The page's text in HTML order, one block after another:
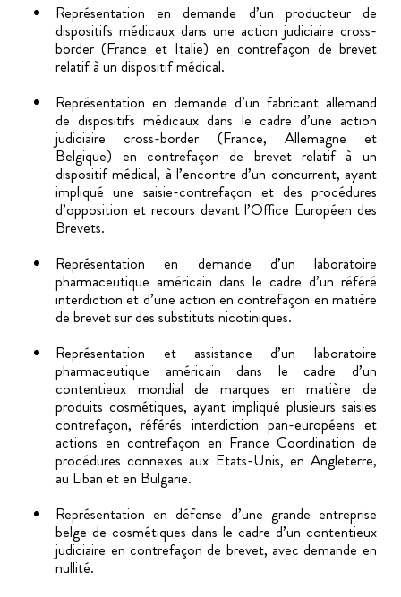
Représentation en demande d’un producteur de
dispositifs médicaux dans une action judiciaire cross-
border (France et Italie) en contrefaçon de brevet
relatif à un dispositif médical.
Représentation en demande d’un fabricant allemand
de dispositifs médicaux dans le cadre d’une action
judiciaire cross-border (France, Allemagne et
Belgique) en contrefaçon de brevet relatif à un
dispositif médical, à l’encontre d’un concurrent, ayant
impliqué une saisie-contrefaçon et des procédures
d’opposition et recours devant l’Office Européen des
Brevets.
Représentation en demande d’un laboratoire
pharmaceutique américain dans le cadre d’un référé
interdiction et d’une action en contrefaçon en matière
de brevet sur des substituts nicotiniques.
Représentation et assistance d’un laboratoire
pharmaceutique américain dans le cadre d’un
contentieux mondial de marques en matière de
produits cosmétiques, ayant impliqué plusieurs saisies
contrefaçon, référés interdiction pan-européens et
actions en contrefaçon en France Coordination de
procédures connexes aux Etats-Unis, en Angleterre,
au Liban et en Bulgarie.
Représentation en défense d’une grande entreprise
belge de cosmétiques dans le cadre d’un contentieux
judiciaire en contrefaçon de brevet, avec demande en
nullité.